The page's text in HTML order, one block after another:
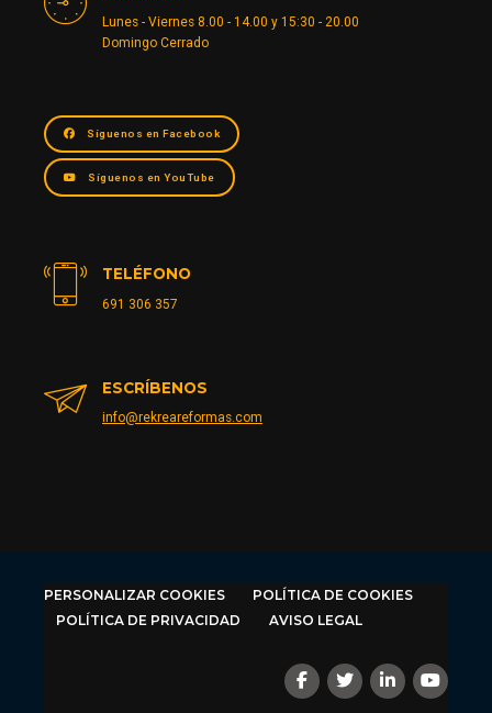
Lunes - Viernes 8.00 - 14.00 y 15:30 - 20.00
Domingo Cerrado
Síguenos en Facebook
Síguenos en YouTube
TELÉFONO
691 306 357
ESCRÍBENOS
info@rekreareformas.com
PERSONALIZAR COOKIES
POLÍTICA DE COOKIES
POLÍTICA DE PRIVACIDAD
AVISO LEGAL